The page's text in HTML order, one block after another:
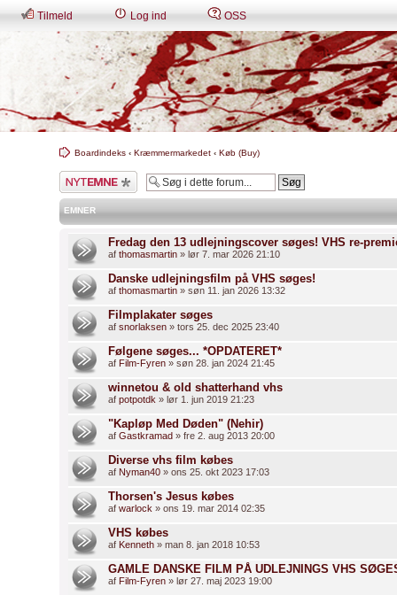
Tilmeld Log ind OSS
Boardindeks ‹ Kræmmermarkedet ‹ Køb (Buy)
Skriv et nyt emne
EMNER
Fredag den 13 udlejningscover søges! VHS re-
af thomasmartin » lør 7. mar 2026 21:10
Danske udlejningsfilm på VHS søges!
af thomasmartin » søn 11. jan 2026 13:32
Filmplakater søges
af snorlaksen » tors 25. dec 2025 23:40
Følgene søges... *OPDATERET*
af Film-Fyren » søn 28. jan 2024 21:45
winnetou & old shatterhand vhs
af potpotdk » lør 1. jun 2019 21:23
"Kapløp Med Døden" (Nehir)
af Gastkramad » fre 2. aug 2013 20:00
Diverse vhs film købes
af Nyman40 » ons 25. okt 2023 17:03
Thorsen's Jesus købes
af warlock » ons 19. mar 2014 02:35
VHS købes
af Kenneth » man 8. jan 2018 10:53
GAMLE DANSKE FILM PÅ UDLEJNINGS VHS
af Film-Fyren » lør 27. maj 2023 19:00